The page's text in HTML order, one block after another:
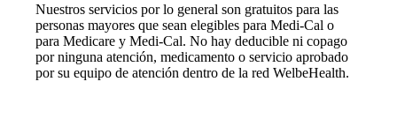
Nuestros servicios por lo general son gratuitos para las
personas mayores que sean elegibles para Medi-Cal o
para Medicare y Medi-Cal. No hay deducible ni copago
por ninguna atención, medicamento o servicio aprobado
por su equipo de atención dentro de la red WelbeHealth.